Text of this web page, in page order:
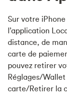
Sur votre
l’application
distance, de
carte de
pouvez retirer
Réglages/
carte/Retirer la